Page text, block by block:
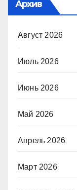
Архив
Август 2026
Июль 2026
Июнь 2026
Май 2026
Апрель 2026
Март 2026